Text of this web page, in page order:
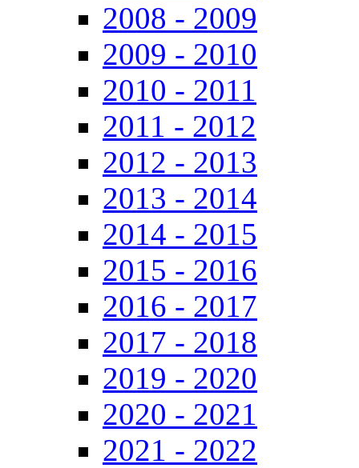
2008 - 2009
2009 - 2010
2010 - 2011
2011 - 2012
2012 - 2013
2013 - 2014
2014 - 2015
2015 - 2016
2016 - 2017
2017 - 2018
2019 - 2020
2020 - 2021
2021 - 2022